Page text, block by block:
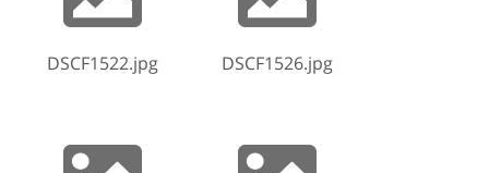
DSCF1522.jpg